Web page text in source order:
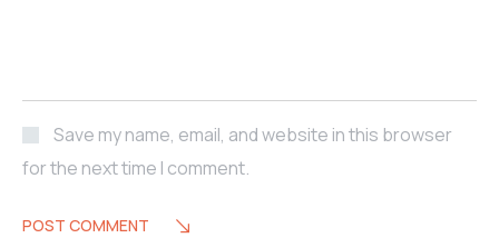
Save my name, email, and website in this browser
for the next time I comment.
POST COMMENT